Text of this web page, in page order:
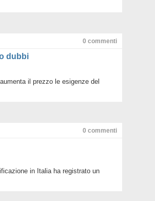
0 commenti
dubbi
il prezzo le esigenze del
0 commenti
in Italia ha registrato un